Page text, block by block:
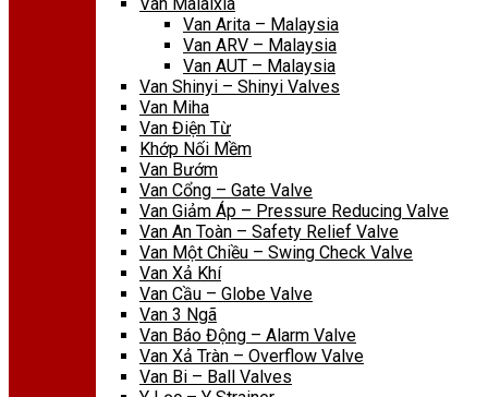
Van Arita – Malaysia
Van ARV – Malaysia
Van AUT – Malaysia
Van Shinyi – Shinyi Valves
Van Miha
Van Điện Từ
Khớp Nối Mềm
Van Bướm
Van Cổng – Gate Valve
Van Giảm Áp – Pressure Reducing Valve
Van An Toàn – Safety Relief Valve
Van Một Chiều – Swing Check Valve
Van Xả Khí
Van Cầu – Globe Valve
Van 3 Ngã
Van Báo Động – Alarm Valve
Van Xả Tràn – Overflow Valve
Van Bi – Ball Valves